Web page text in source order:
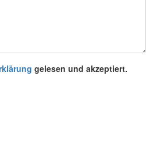
gelesen und akzeptiert.